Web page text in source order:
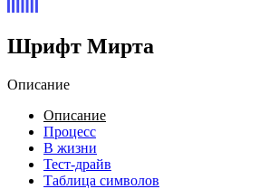
Шрифт Мирта
Описание
Описание
Процесс
В жизни
Тест-драйв
Таблица символов